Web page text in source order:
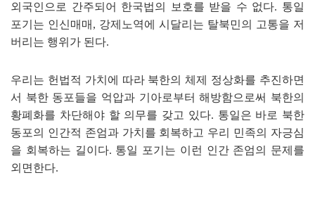
외국인으로 간주되어 한국법의 보호를 받을 수 없다. 통일
포기는 인신매매 , 강제노역에 시달리는 탈북민의 고통을 저
버리는 행위가 된다.
우리는 헌법적 가치에 따라 북한의 체제 정상화를 추진하면
서 북한 동포들을 억압과 기아로부터 해방함으로써 북한의
황폐화를 차단해야 할 의무를 갖고 있다. 통일은 바로 북한
동포의 인간적 존엄과 가치를 회복하고 우리 민족의 자긍심
을 회복하는 길이다. 통일 포기는 이런 인간 존엄의 문제를
외면한다.